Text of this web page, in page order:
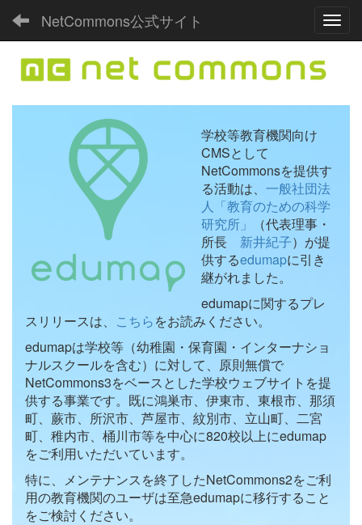
NetCommons公式サイト
学校等教育機関向け
CMSとして
NetCommonsを提供す
る活動は、 一般社団法
人「教育のための科学
研究所」
（代表理事・
所長 新井紀子）が提
供するedumapに引き
継がれました。
edumapに関するプレ
スリリースは、 こちらをお読みください。
edumapは学校等（幼稚園・保育園・インターナショ
ナルスクールを含む）に対して、原則無償で
NetCommons3をベースとした学校ウェブサイトを提
供する事業です。既に鴻巣市、伊東市、東根市、那須
町、蕨市、所沢市、芦屋市、紋別市、立山町、二宮
町、稚内市、桶川市等を中心に820校以上にedumap
をご利用いただいています。
特に、メンテナンスを終了したNetCommons2をご利
用の教育機関のユーザは至急edumapに移行すること
をご検討ください。